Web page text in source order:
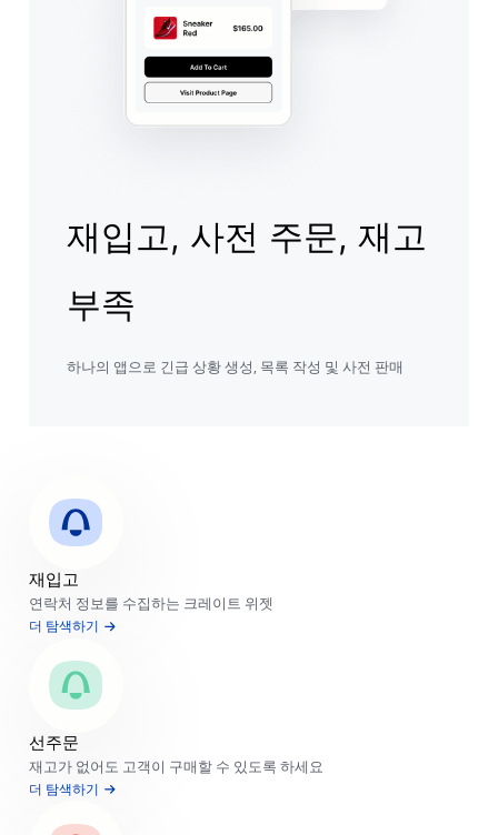
재입고, 사전 주문, 재고
부족
하나의 앱으로 긴급 상황 생성, 목록 작성 및 사전 판매
재입고
연락처 정보를 수집하는 크레이트 위젯
더 탐색하기
선주문
재고가 없어도 고객이 구매할 수 있도록 하세요
더 탐색하기